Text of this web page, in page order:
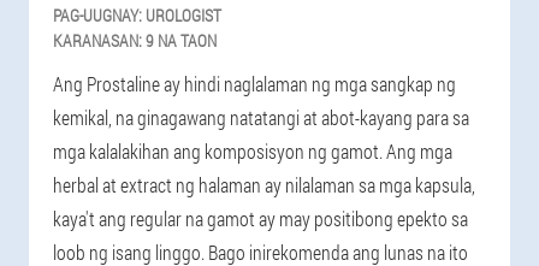
PAG-UUGNAY: UROLOGIST
KARANASAN:9 NA TAON
Ang Prostaline ay hindi naglalaman ng mga sangkap ng
kemikal, na ginagawang natatangi at abot-kayang para sa
mga kalalakihan ang komposisyon ng gamot. Ang mga
herbal at extract ng halaman ay nilalaman sa mga kapsula,
kaya't ang regular na gamot ay may positibong epekto sa
loob ng isang linggo. Bago inirekomenda ang lunas na ito